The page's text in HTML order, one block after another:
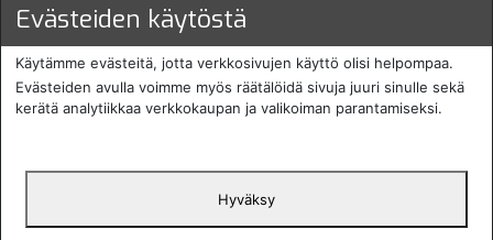
Maksu- ja toimitustavat
Protecomp Copyright 2024. All rights
English
Evästeiden käytöstä
Käytämme evästeitä, jotta verkkosivujen käyttö olisi helpompaa.
Evästeiden avulla voimme myös räätälöidä sivuja juuri sinulle sekä
kerätä analytiikkaa verkkokaupan ja valikoiman parantamiseksi.
Hyväksy